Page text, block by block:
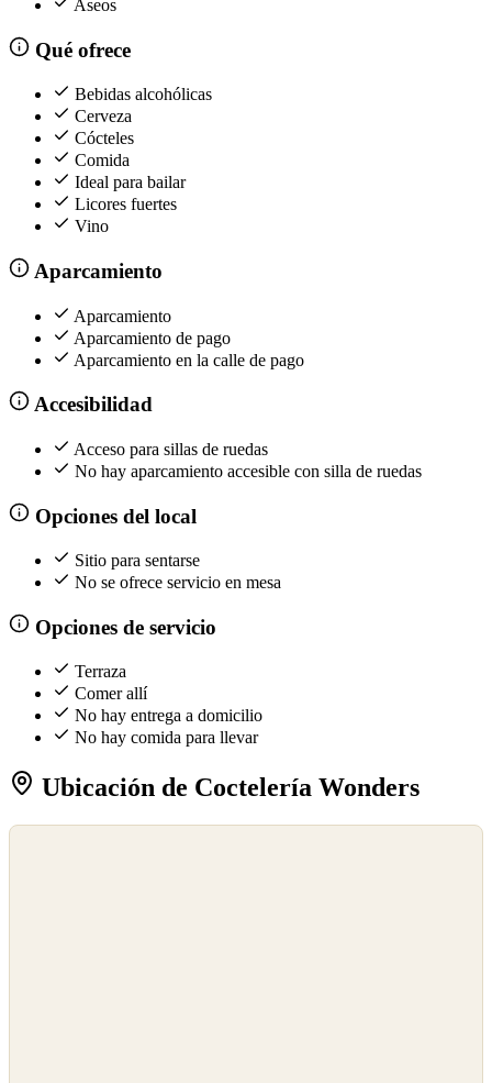
Aseos
Qué ofrece
Bebidas alcohólicas
Cerveza
Cócteles
Comida
Ideal para bailar
Licores fuertes
Vino
Aparcamiento
Aparcamiento
Aparcamiento de pago
Aparcamiento en la calle de pago
Accesibilidad
Acceso para sillas de ruedas
No hay aparcamiento accesible con silla de ruedas
Opciones del local
Sitio para sentarse
No se ofrece servicio en mesa
Opciones de servicio
Terraza
Comer allí
No hay entrega a domicilio
No hay comida para llevar
Ubicación de Coctelería Wonders